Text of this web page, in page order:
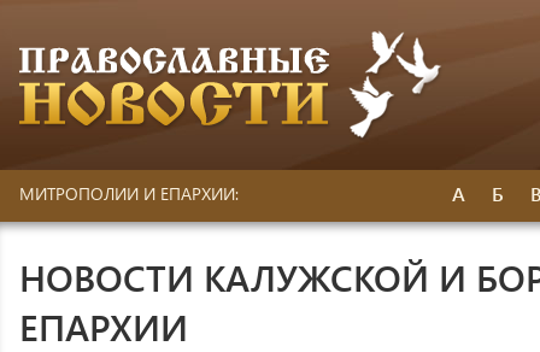
МИТРОПОЛИИ И ЕПАРХИИ: А Б
НОВОСТИ КАЛУЖСКОЙ И
ЕПАРХИИ